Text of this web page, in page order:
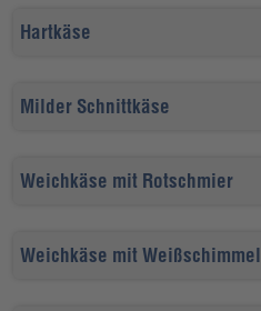
Hartkäse
Milder Schnittkäse
Weichkäse mit Rotschmier
Weichkäse mit Weißschimmel